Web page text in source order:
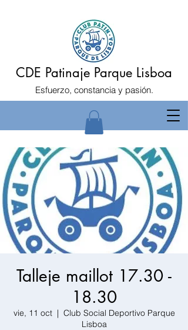
CDE Patinaje Parque Lisboa
Esfuerzo, constancia y pasión.
Talleje maillot 17.30 -
18.30
vie, 11 oct
  |
Club Social Deportivo Parque
Lisboa